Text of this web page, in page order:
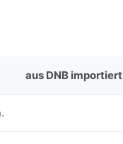
aus DNB importiert